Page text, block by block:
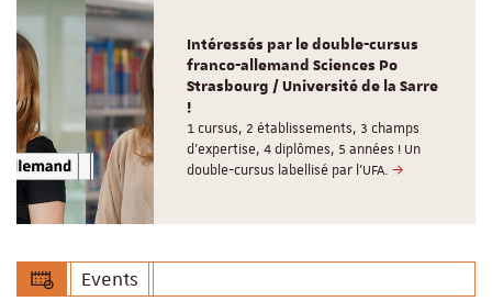
Intéressés par le double-cursus
franco-allemand Sciences Po
Strasbourg / Université de la Sarre
!
1 cursus, 2 établissements, 3 champs
d’expertise, 4 diplômes, 5 années ! Un
double-cursus labellisé par l'UFA.
Events